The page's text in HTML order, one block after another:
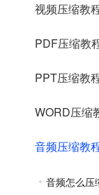
视频压缩教
PDF压缩教
PPT压缩教
WORD压缩
音频压缩教
音频怎么压